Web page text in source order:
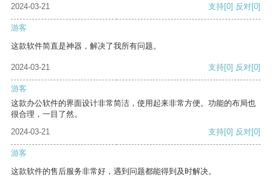
2024-03-21 支持[0] 反对[0]
游客
这款软件简直是神器，解决了我所有问题。
2024-03-21 支持[0] 反对[0]
游客
这款办公软件的界面设计非常简洁，使用起来非常方便。功能的布局也
很合理，一目了然。
2024-03-21
支持[0] 反对[0]
游客
这款软件的售后服务非常好，遇到问题都能得到及时解决。